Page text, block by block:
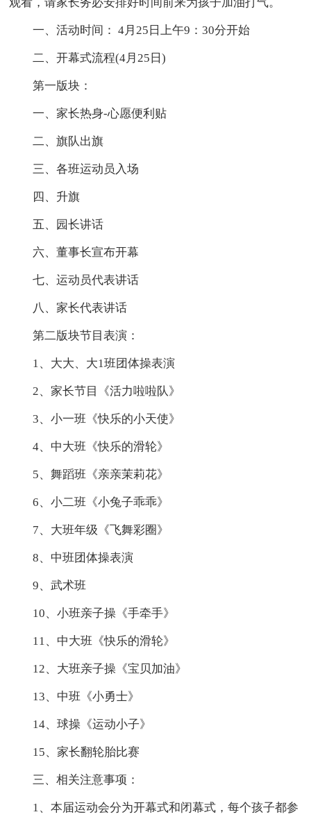
一、活动时间： 4月25日上午9：30分开始
二、开幕式流程(4月25日)
第一版块：
一、家长热身-心愿便利贴
二、旗队出旗
三、各班运动员入场
四、升旗
五、园长讲话
六、董事长宣布开幕
七、运动员代表讲话
八、家长代表讲话
第二版块节目表演：
1、大大、大1班团体操表演
2、家长节目《活力啦啦队》
3、小一班《快乐的小天使》
4、中大班《快乐的滑轮》
5、舞蹈班《亲亲茉莉花》
6、小二班《小兔子乖乖》
7、大班年级《飞舞彩圈》
8、中班团体操表演
9、武术班
10、小班亲子操《手牵手》
11、中大班《快乐的滑轮》
12、大班亲子操《宝贝加油》
13、中班《小勇士》
14、球操《运动小子》
15、家长翻轮胎比赛
三、相关注意事项：
1、本届运动会分为开幕式和闭幕式，每个孩子都参